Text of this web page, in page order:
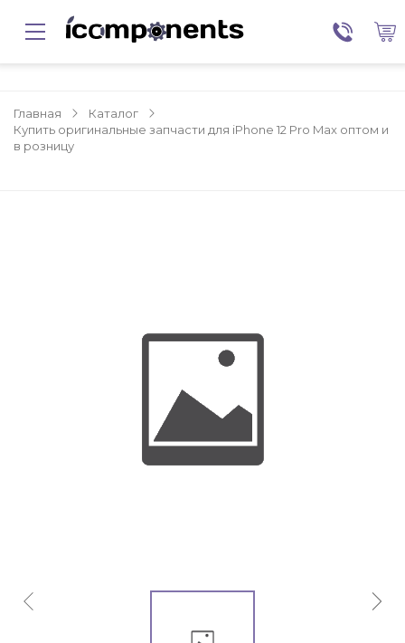
Главная
Каталог
Купить оригинальные запчасти для iPhone 12 Pro Max оптом и
в розницу